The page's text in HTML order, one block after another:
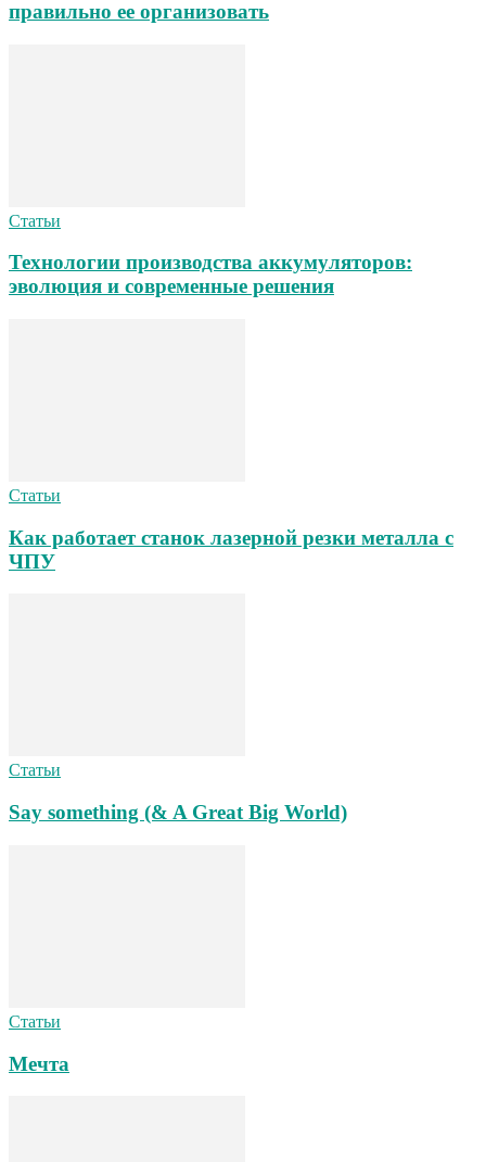
правильно ее организовать
Статьи
Технологии производства аккумуляторов:
эволюция и современные решения
Статьи
Как работает станок лазерной резки металла с
ЧПУ
Статьи
Say something (& A Great Big World)
Статьи
Мечта